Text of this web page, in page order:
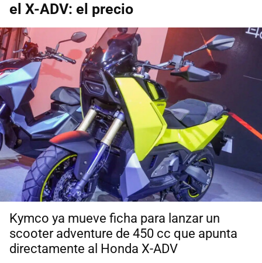
el X-ADV: el precio
Kymco ya mueve ficha para lanzar un
scooter adventure de 450 cc que apunta
directamente al Honda X-ADV